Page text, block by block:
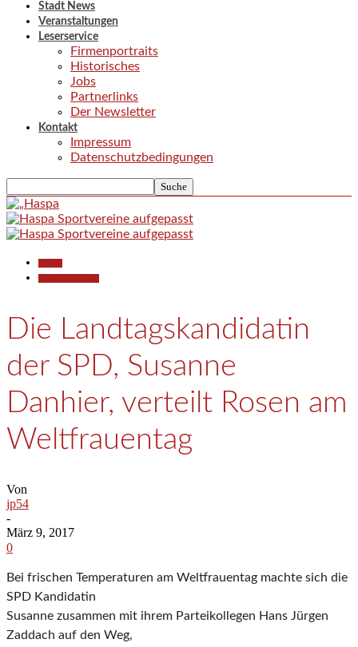
Stadt News
Veranstaltungen
Leserservice
Firmenportraits
Historisches
Jobs
Partnerlinks
Der Newsletter
Kontakt
Impressum
Datenschutzbedingungen
Die Landtagskandidatin
der SPD, Susanne
Danhier, verteilt Rosen am
Weltfrauentag
Von
jp54
-
März 9, 2017
0
Bei frischen Temperaturen am Weltfrauentag machte sich die
SPD Kandidatin
Susanne zusammen mit ihrem Parteikollegen Hans Jürgen
Zaddach auf den Weg,